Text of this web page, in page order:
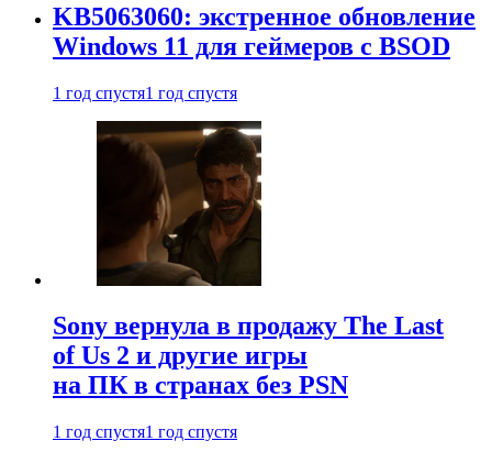
KB5063060: экстренное обновление
Windows 11 для геймеров с BSOD
1 год спустя1 год спустя
Sony вернула в продажу The Last
of Us 2 и другие игры
на ПК в странах без PSN
1 год спустя1 год спустя